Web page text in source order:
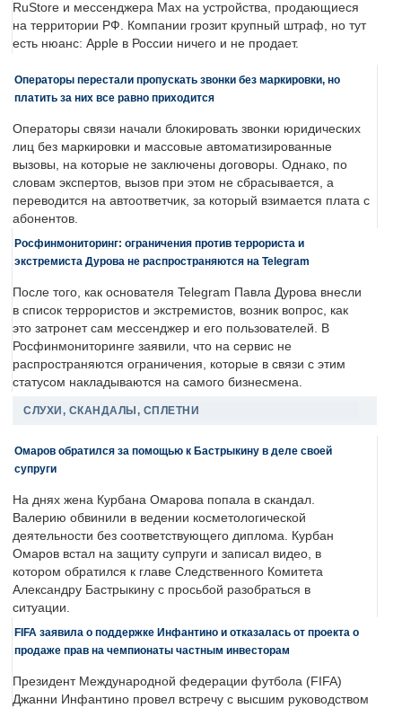
RuStore и мессенджера Max на устройства, продающиеся
на территории РФ. Компании грозит крупный штраф, но тут
есть нюанс: Apple в России ничего и не продает.
Операторы перестали пропускать звонки без маркировки, но
платить за них все равно приходится
Операторы связи начали блокировать звонки юридических
лиц без маркировки и массовые автоматизированные
вызовы, на которые не заключены договоры. Однако, по
словам экспертов, вызов при этом не сбрасывается, а
переводится на автоответчик, за который взимается плата с
абонентов.
Росфинмониторинг: ограничения против террориста и
экстремиста Дурова не распространяются на Telegram
После того, как основателя Telegram Павла Дурова внесли
в список террористов и экстремистов, возник вопрос, как
это затронет сам мессенджер и его пользователей. В
Росфинмониторинге заявили, что на сервис не
распространяются ограничения, которые в связи с этим
статусом накладываются на самого бизнесмена.
СЛУХИ, СКАНДАЛЫ, СПЛЕТНИ
Омаров обратился за помощью к Бастрыкину в деле своей
супруги
На днях жена Курбана Омарова попала в скандал.
Валерию обвинили в ведении косметологической
деятельности без соответствующего диплома. Курбан
Омаров встал на защиту супруги и записал видео, в
котором обратился к главе Следственного Комитета
Александру Бастрыкину с просьбой разобраться в
ситуации.
FIFA заявила о поддержке Инфантино и отказалась от проекта о
продаже прав на чемпионаты частным инвесторам
Президент Международной федерации футбола (FIFA)
Джанни Инфантино провел встречу с высшим руководством